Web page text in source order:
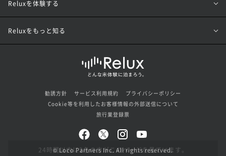
Reluxを体験する
Reluxをもっと知る
勧誘方針 サービス利用規約
プライバシーポリシー
Cookie等を利用したお客様情報の外部送信について
旅行業登録票
© Loco Partners Inc. All rights reserved.